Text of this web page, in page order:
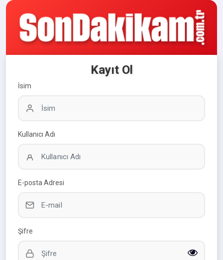
Kayıt Ol
İsim
Kullanıcı Adı
E-posta Adresi
Şifre